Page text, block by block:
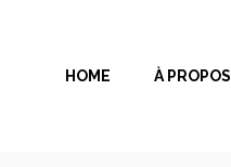
contenuHOME À